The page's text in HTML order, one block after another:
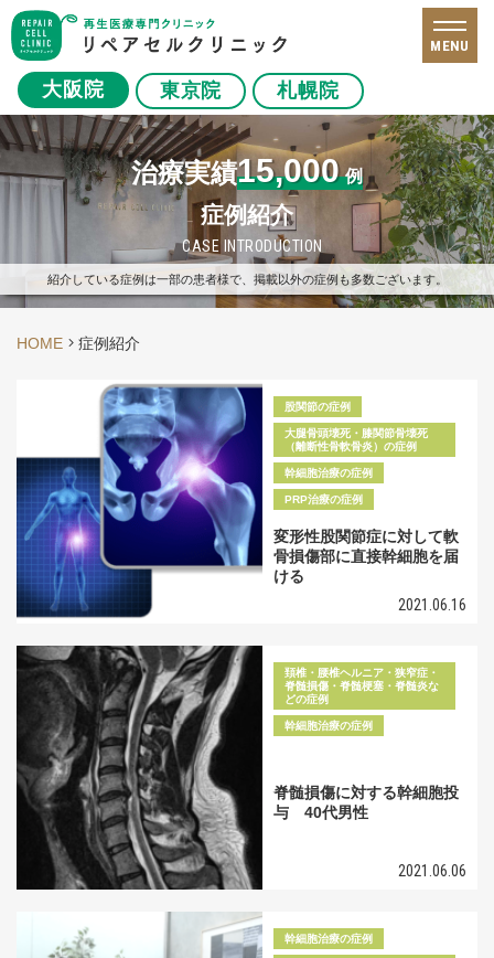
大阪院 東京院 札幌院
MENU
治療実績15,000 例
症例紹介
CASE INTRODUCTION
紹介している症例は一部の患者様で、掲載以外の症例も多数ございます。
HOME 症例紹介
股関節の症例
大腿骨頭壊死・膝関節骨壊死
（離断性骨軟骨炎）の症例
幹細胞治療の症例
PRP治療の症例
変形性股関節症に対して軟
骨損傷部に直接幹細胞を届
ける
2021.06.16
頚椎・腰椎ヘルニア・狭窄症・
脊髄損傷・脊髄梗塞・脊髄炎な
どの症例
幹細胞治療の症例
脊髄損傷に対する幹細胞投
与 40代男性
2021.06.06
幹細胞治療の症例